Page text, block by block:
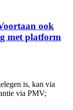
ook
met platform
is, kan via
via PMV;